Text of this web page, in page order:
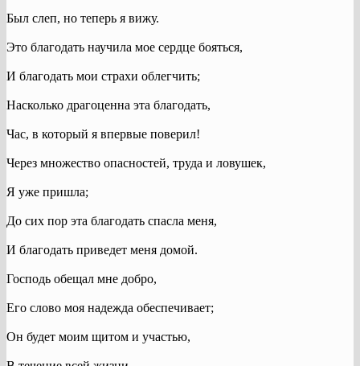
Был слеп, но теперь я вижу.
Это благодать научила мое сердце бояться,
И благодать мои страхи облегчить;
Насколько драгоценна эта благодать,
Час, в который я впервые поверил!
Через множество опасностей, труда и ловушек,
Я уже пришла;
До сих пор эта благодать спасла меня,
И благодать приведет меня домой.
Господь обещал мне добро,
Его слово моя надежда обеспечивает;
Он будет моим щитом и участью,